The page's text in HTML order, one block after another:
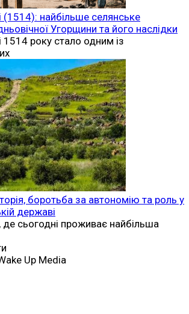
найбільше селянське
Угорщини та його наслідки
року стало одним із
боротьба за автономію та роль у
державі
де сьогодні проживає найбільша
Up Media